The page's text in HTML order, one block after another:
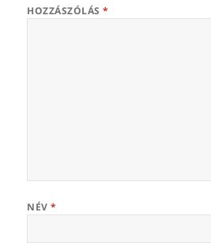
HOZZÁSZÓLÁS*
NÉV*